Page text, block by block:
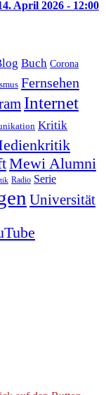
April 2026 - 12:00
Buch Corona
Fernsehen
Internet
Kritik
Mewi Alumni
Radio Serie
Universität